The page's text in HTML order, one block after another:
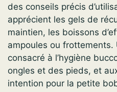
des conseils précis
apprécient les gels de
maintien, les boissons
ampoules ou
consacré à l’hygiène
ongles et des pieds, et
intention pour la petite